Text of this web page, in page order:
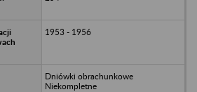
1953 - 1956
Dniówki obrachunkowe
Niekompletne